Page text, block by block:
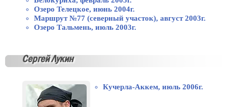
Озеро Телецкое, июнь 2004г.
Маршрут №77 (северный участок), август 2003г.
Озеро Тальмень, июль 2003г.
Сергей Лукин
Кучерла-Аккем, июль 2006г.